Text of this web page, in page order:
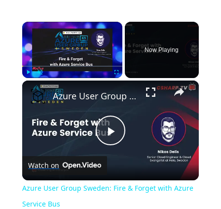
×
Now Playing
×
Play
Video
Azure User Group Sweden: Fire & Forget with Azure Service Bus
Watch on
Azure User Group Sweden: Fire & Forget with Azure
Service Bus